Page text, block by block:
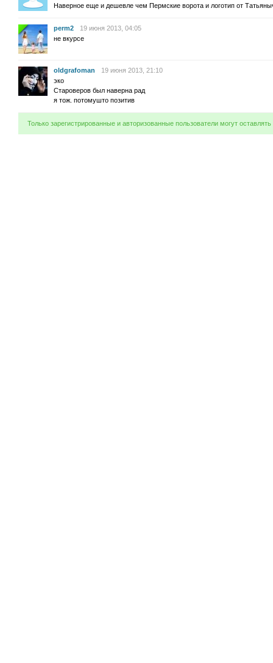
Наверное еще и дешевле чем Пермские ворота и логотип от
perm2
19 июня 2013, 04:05
не вкурсе
oldgrafoman
19 июня 2013, 21:10
эко
Староверов был наверна рад
я тож. потомушто позитив
Только зарегистрированные и авторизованные пользователи могут